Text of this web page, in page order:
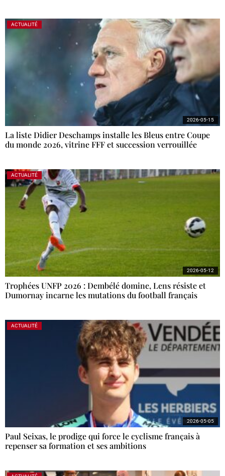
ACTUALITÉ
La liste Didier Deschamps installe les Bleus entre Coupe
du monde 2026, vitrine FFF et succession verrouillée
2026-05-15
ACTUALITÉ
Trophées UNFP 2026 : Dembélé domine, Lens résiste et
Dumornay incarne les mutations du football français
2026-05-12
ACTUALITÉ
Paul Seixas, le prodige qui force le cyclisme français à
repenser sa formation et ses ambitions
2026-05-05